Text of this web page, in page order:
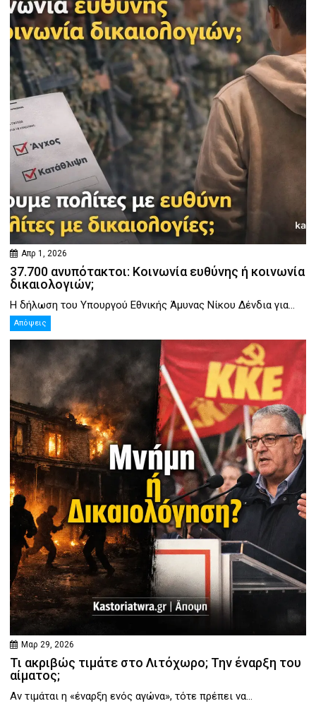
Απρ 1, 2026
37.700 ανυπότακτοι: Κοινωνία ευθύνης ή κοινωνία
δικαιολογιών;
Η δήλωση του Υπουργού Εθνικής Άμυνας Νίκου Δένδια για...
Απόψεις
Μαρ 29, 2026
Τι ακριβώς τιμάτε στο Λιτόχωρο; Την έναρξη του
αίματος;
Αν τιμάται η «έναρξη ενός αγώνα», τότε πρέπει να...